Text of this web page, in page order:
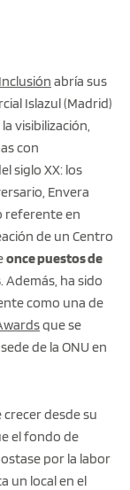
abría sus
Islazul (Madrid)
visibilización,
con
siglo XX: los
Envera
referente en
de un Centro
once puestos de
. Además, ha sido
como una de
que se
de la ONU en
desde su
el fondo de
por la labor
un local en el